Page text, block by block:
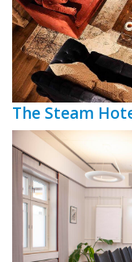
The Steam